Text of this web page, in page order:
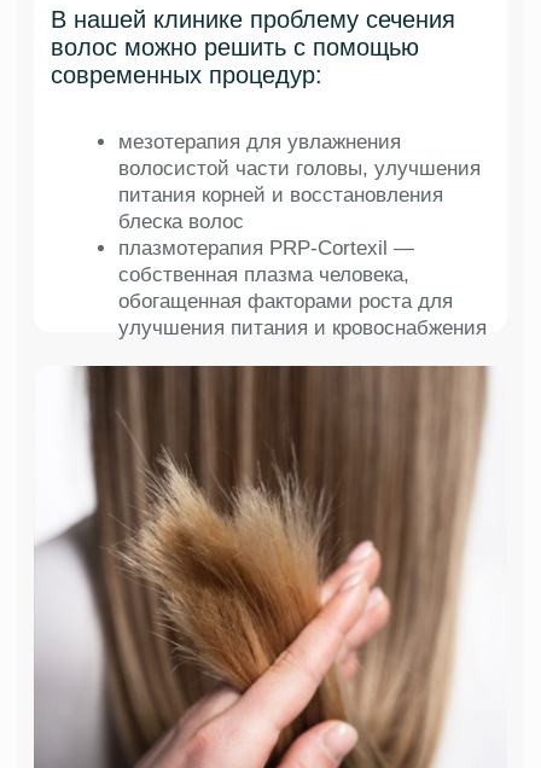
факторы сухих, ломких волос и быстро решить
проблему.
Недуг может быть вызван различными
факторами, включая сухость, раздражение
от использования косметических средств,
и тревога. Болезнь сопровождается
неприятными чувствами и раздражением.
Первым делом дерматолог проводит осмотр,
устанавливает локализацию, в зависимости
от сложности диагноза проводит
дерматоскопию и назначает лабораторные
исследования. Программа выздоровления
подбирается и назначается всегда
индивидуально в соответствии с диагнозом.
Зуд кожи головы
Для профилактики и
восстановления иммунитета
кожи головы рекомендуем:
Плазмотерапию PRP-Cortexil
Мезотерапию для волос
Индивидуальную уходовую